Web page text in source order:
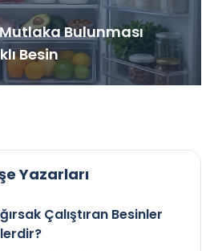
Bulunması
Besin
Yazarları
Çalıştıran Besinler